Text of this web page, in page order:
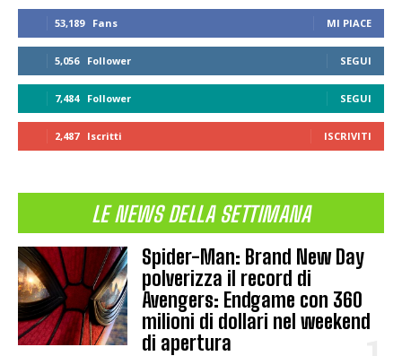
53,189 Fans MI PIACE
5,056 Follower SEGUI
7,484 Follower SEGUI
2,487 Iscritti ISCRIVITI
LE NEWS DELLA SETTIMANA
Spider-Man: Brand New Day
polverizza il record di
Avengers: Endgame con 360
milioni di dollari nel weekend
di apertura